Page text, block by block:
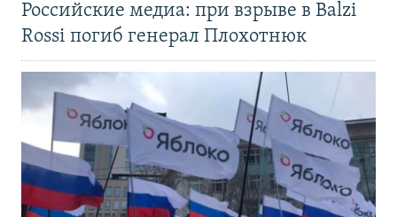
Российские медиа: при взрыве в Balzi
Rossi погиб генерал Плохотнюк